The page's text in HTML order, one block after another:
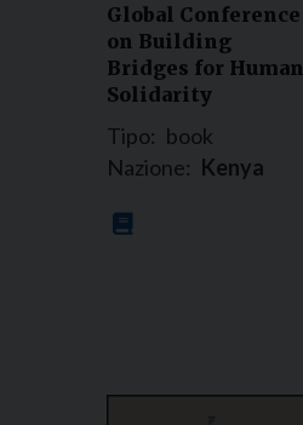
Global Conference
on Building
Bridges for Human
Solidarity
Tipo: book
Nazione: Kenya